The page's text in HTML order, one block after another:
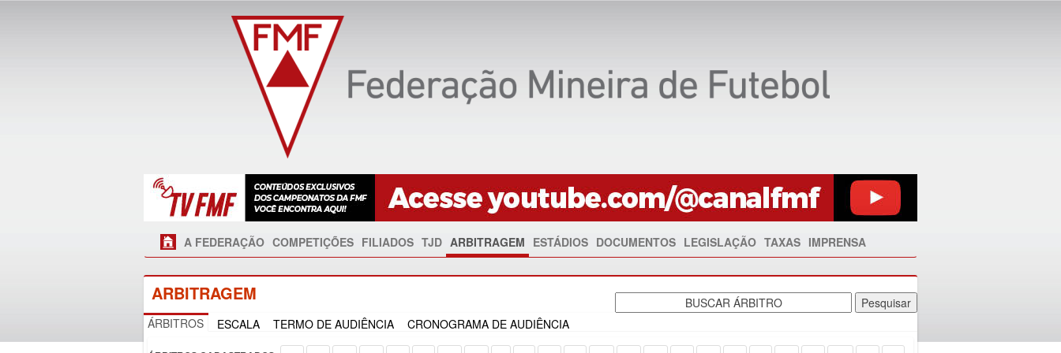
A FEDERAÇÃO COMPETIÇÕES FILIADOS TJD ARBITRAGEM ESTÁDIOS DOCUMENTOS LEGISLAÇÃO TAXAS IMPRENSA
ARBITRAGEM
ÁRBITROS ESCALA TERMO DE AUDIÊNCIA CRONOGRAMA DE AUDIÊNCIA